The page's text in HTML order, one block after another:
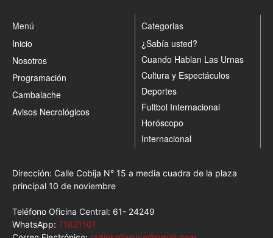
Menú
Inicio
Nosotros
Programación
Cambalache
Avisos Necrológicos
Categorias
¿Sabía usted?
Cuando Hablan Las Urnas
Cultura y Espectáculos
Deportes
Fultbol Internacional
Horóscopo
Internacional
Dirección: Calle Cobija N° 15 a media cuadra de la plaza
principal 10 de noviembre
Teléfono Oficina Central: 61- 24249
WhatsApp: 71821101